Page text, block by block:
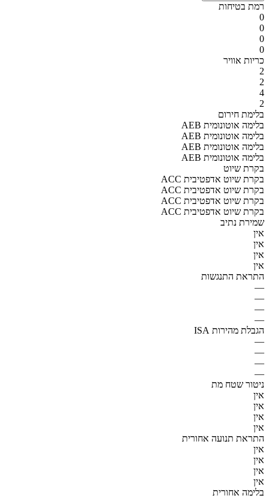
רמת בטיחות
0
0
0
0
כריות אוויר
2
2
4
2
בלימת חירום
AEB בלימה אוטונומית
AEB בלימה אוטונומית
AEB בלימה אוטונומית
AEB בלימה אוטונומית
בקרת שיוט
ACC בקרת שיוט אדפטיבית
ACC בקרת שיוט אדפטיבית
ACC בקרת שיוט אדפטיבית
ACC בקרת שיוט אדפטיבית
שמירת נתיב
אין
אין
אין
אין
התראת התנגשות
—
—
—
—
הגבלת מהירות ISA
—
—
—
—
ניטור שטח מת
אין
אין
אין
אין
התראת תנועה אחורית
אין
אין
אין
אין
בלימה אחורית